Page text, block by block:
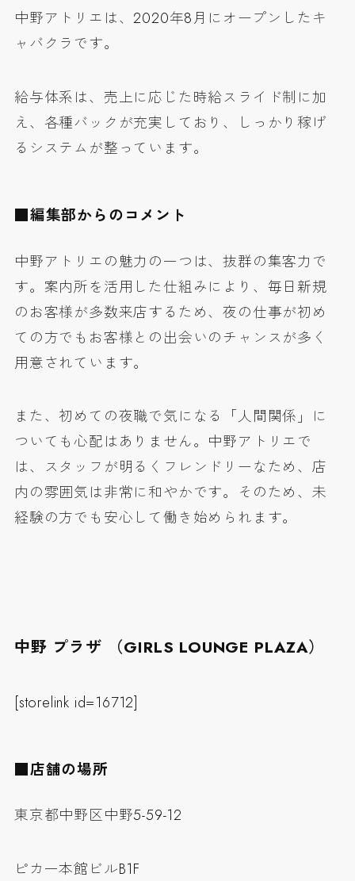
中野アトリエは、2020年8月にオープンしたキ
ャバクラです。
給与体系は、 売上に応じた時給スライド制 に加
え、 各種バック が充実しており、
しっかり稼げ
る システムが整っています。
■編集部からのコメント
中野アトリエの魅力の一つは、抜群の集客力 で
す。案内所を活用した仕組みにより、 毎日新規
のお客様が多数来店する ため、夜の仕事が初め
ての方でもお客様との出会いのチャンスが多く
用意されています。
また、初めての夜職で気になる「人間関係」に
ついても心配はありません。中野アトリエで
は、スタッフが明るくフレンドリーなため、 店
内の雰囲気は非常に和やかです。そのため、未
経験の方でも安心して働き始められます。
中野 プラザ （GIRLS LOUNGE PLAZA）
[storelink id=16712]
■店舗の場所
東京都中野区中野5-59-12
ピカ一本館ビルB1F